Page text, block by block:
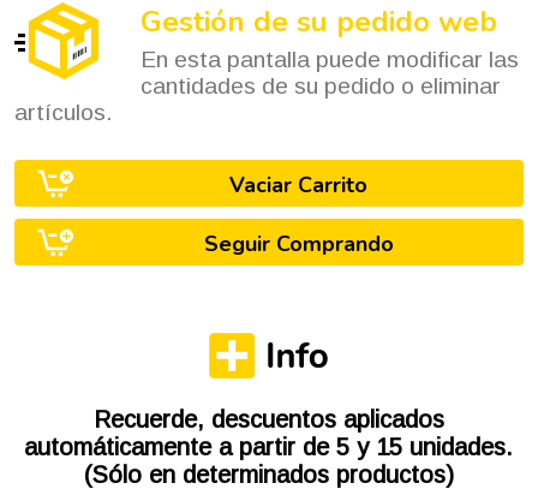
Gestión de su pedido web
En esta pantalla puede modificar las
cantidades de su pedido o eliminar
artículos.
Vaciar Carrito
Seguir Comprando
Recuerde, descuentos aplicados
automáticamente a partir de 5 y 15 unidades.
(Sólo en determinados productos)